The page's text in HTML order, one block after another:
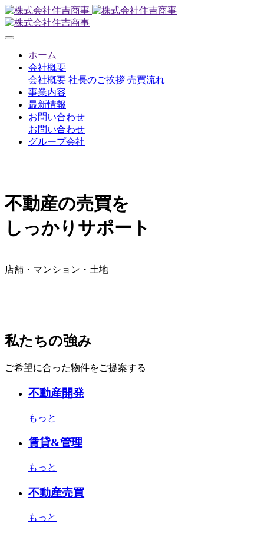
ホーム
会社概要
会社概要 社長のご挨拶 売買流れ
事業内容
最新情報
お問い合わせ
お問い合わせ
グループ会社
不動産の売買を
しっかりサポート
店舗・マンション・土地
私たちの強み
ご希望に合った物件をご提案する
不動産開発
もっと
賃貸&管理
もっと
不動産売買
もっと